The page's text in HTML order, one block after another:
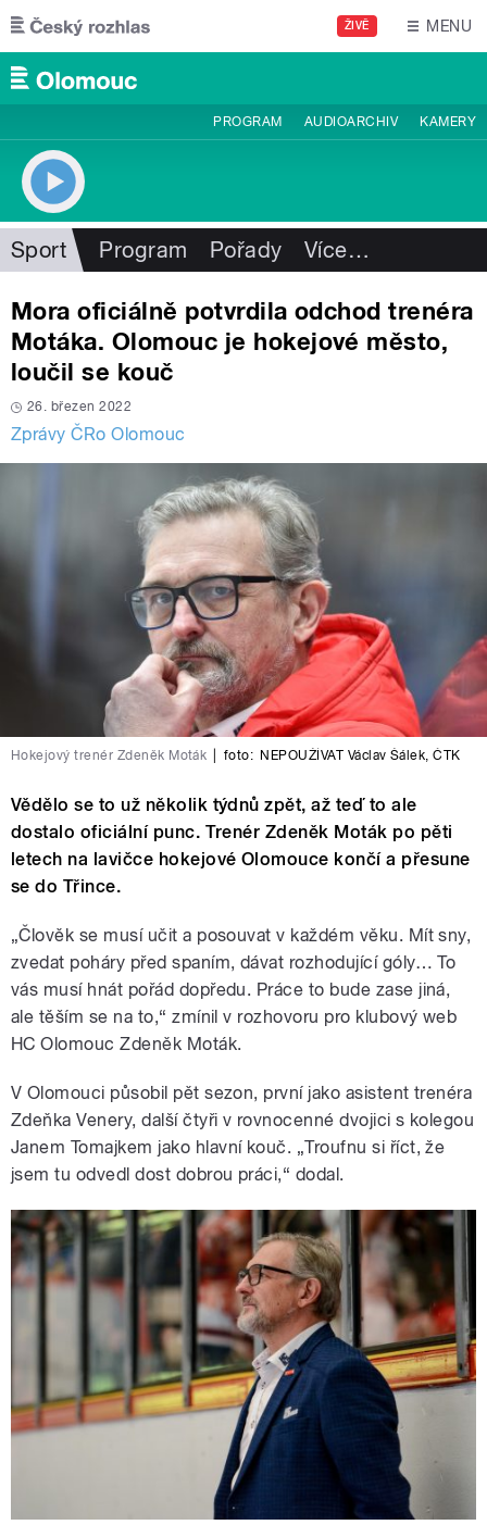
Přejít k hlavnímu obsahu
ŽIVĚ MENU
PROGRAM AUDIOARCHIV KAMERY
Sport Program Pořady Více…
Mora oficiálně potvrdila odchod trenéra
Motáka. Olomouc je hokejové město,
loučil se kouč
26. březen 2022
Zprávy ČRo Olomouc
Hokejový trenér Zdeněk Moták foto: NEPOUŽÍVAT Václav Šálek,ČTK
Vědělo se to už několik týdnů zpět, až teď to ale
dostalo oficiální punc. Trenér Zdeněk Moták po pěti
letech na lavičce hokejové Olomouce končí a přesune
se do Třince.
„Člověk se musí učit a posouvat v každém věku. Mít sny,
zvedat poháry před spaním, dávat rozhodující góly… To
vás musí hnát pořád dopředu. Práce to bude zase jiná,
ale těším se na to,“ zmínil v rozhovoru pro klubový web
HC Olomouc Zdeněk Moták.
V Olomouci působil pět sezon, první jako asistent trenéra
Zdeňka Venery, další čtyři v rovnocenné dvojici s kolegou
Janem Tomajkem jako hlavní kouč. „Troufnu si říct, že
jsem tu odvedl dost dobrou práci,“ dodal.